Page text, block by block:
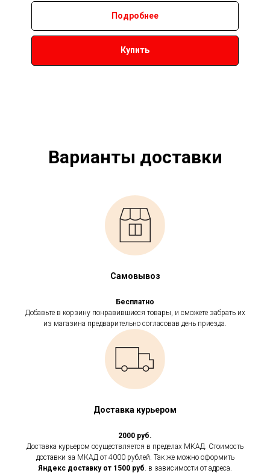
Подробнее
Купить
Варианты доставки
Самовывоз
Бесплатно
Добавьте в корзину понравившиеся товары, и сможете забрать их
из магазина предварительно согласовав день приезда.
Доставка курьером
2000 руб.
Доставка курьером осуществляется в пределах МКАД. Стоимость
доставки за МКАД от 4000 рублей. Так же можно оформить
Яндекс доставку от 1500 руб . в зависимости от адреса.